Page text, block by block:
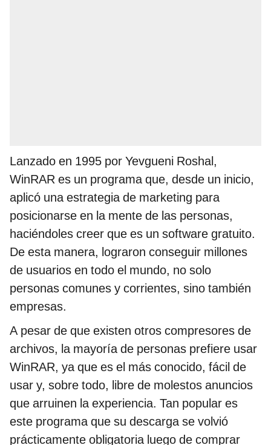
Lanzado en 1995 por Yevgueni Roshal,
WinRAR es un programa que, desde un inicio,
aplicó una estrategia de marketing para
posicionarse en la mente de las personas,
haciéndoles creer que es un software gratuito.
De esta manera, lograron conseguir millones
de usuarios en todo el mundo, no solo
personas comunes y corrientes, sino también
empresas.
A pesar de que existen otros compresores de
archivos, la mayoría de personas prefiere usar
WinRAR, ya que es el más conocido, fácil de
usar y, sobre todo, libre de molestos anuncios
que arruinen la experiencia. Tan popular es
este programa que su descarga se volvió
prácticamente obligatoria luego de comprar